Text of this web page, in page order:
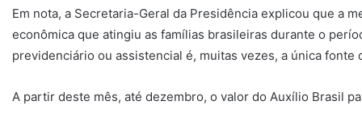
Em nota, a Secretaria-Geral da Presidência explicou que a
econômica que atingiu as famílias brasileiras durante o
previdenciário ou assistencial é, muitas vezes, a única fonte
A partir deste mês, até dezembro, o valor do Auxílio Brasil